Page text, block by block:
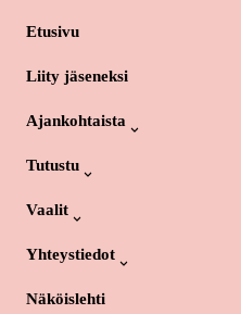
Etusivu
Liity jäseneksi
Ajankohtaista
Tutustu
Vaalit
Yhteystiedot
Näköislehti